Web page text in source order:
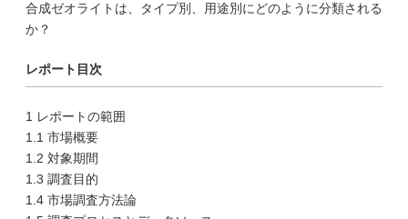
合成ゼオライトは、タイプ別、用途別にどのように分類される
か？
レポート目次
1 レポートの範囲
1.1 市場概要
1.2 対象期間
1.3 調査目的
1.4 市場調査方法論